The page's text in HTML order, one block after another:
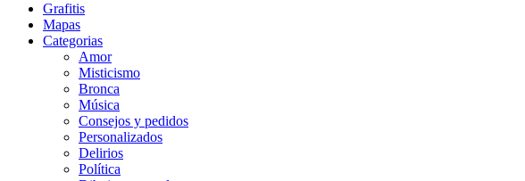
Grafitis
Mapas
Categorias
Amor
Misticismo
Bronca
Música
Consejos y pedidos
Personalizados
Delirios
Política